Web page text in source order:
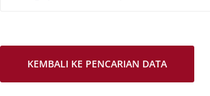
KEMBALI KE PENCARIAN DATA